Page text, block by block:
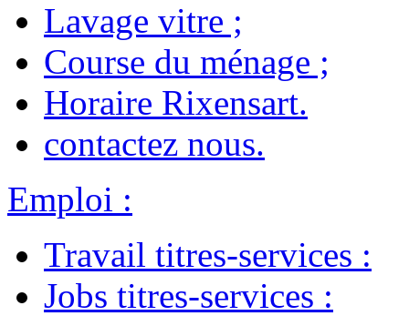
Lavage vitre ;
Course du ménage ;
Horaire Rixensart.
contactez nous.
Emploi :
Travail titres-services :
Jobs titres-services :